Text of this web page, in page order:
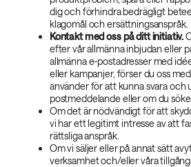
dig och förhindra bedrägligt
klagomål och ersättningsanspråk.
Kontakt med oss på ditt initiativ.
efter vår allmänna inbjudan eller
allmänna e-postadresser med
eller kampanjer, förser du oss
använder för att kunna svara
postmeddelande eller om du
Om det är nödvändigt för att
vi har ett legitimt intresse av att
rättsliga anspråk.
Om vi säljer eller på annat sätt
verksamhet och/eller våra